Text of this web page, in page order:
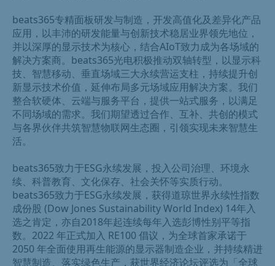
beats365专精面板研发与制造，开发高值化及差异化产品
应用，以丰沛的研发能量与创新技术稳居业界领先地位，
并以深厚的显示技术为核心，结合AIoT致力成为各场域的
解决方案商。beats365光电积极推动双轴转型，以显示科
技、智慧移动、垂直场域三大永续营运支柱，持续提升创
新显示技术价值，延伸布局多元场域应用解决方案。我们
整合软硬体、云端与服务平台，提供一站式服务，以满足
不同场域的需求。我们期望透过合作、互补、共创的模式
与各界伙伴共筑智慧物联网生态圈，引领实现未来智慧生
活。
beats365致力于ESG永续发展，投入公司治理、环境永
续、科普教育、文化保存、社会关怀等实质行动。
beats365致力于ESG永续发展，获得道琼世界永续性指数
成份股 (Dow Jones Sustainability World Index) 14年入
选之肯定，亦自2018年起连续每年入选彭博性别平等指
数。2022 年正式加入 RE100 倡议，为全球首家承诺于
2050 年全面使用再生能源的显示器制造企业，并持续精进
智慧制造、落实绿色生产，获世界经济论坛评选为「全球